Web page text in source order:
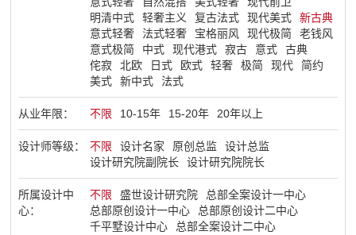
明清中式
轻奢主义 复古法式 现代美式
新古典
意式轻奢
法式轻奢 宝格丽风 现代极简
老钱风
意式极简
中式 现代港式 寂古 意式
古典
侘寂
北欧 日式 欧式 轻奢 极简 现代
简约
美式
新中式 法式
从业年限： 不限 10-15年 15-20年 20年以上
设计师等级： 不限 设计名家 原创总监
设计总监
设计研究院副院长
设计研究院院长
所属设计中
心：
不限 盛世设计研究院
总部全案设计一中心
总部原创设计一中心
总部原创设计二中心
千平墅设计中心
总部全案设计二中心